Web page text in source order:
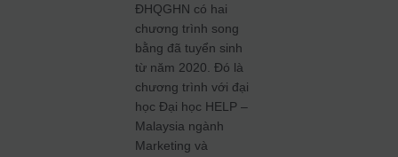
ĐHQGHN có hai
chương trình song
bằng đã tuyển sinh
từ năm 2020. Đó là
chương trình với đại
học Đại học HELP –
Malaysia ngành
Marketing và